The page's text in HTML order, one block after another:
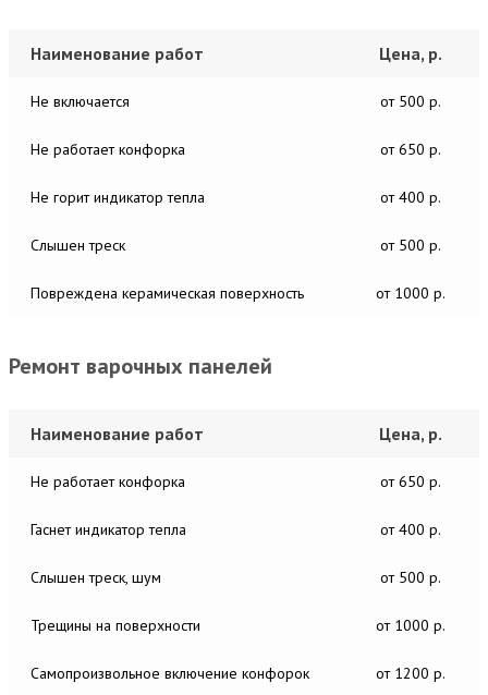
Наименование работ Цена, р.
Не включается от 500 р.
Не работает конфорка от 650 р.
Не горит индикатор тепла от 400 р.
Слышен треск от 500 р.
Повреждена керамическая поверхность от 1000 р.
Ремонт варочных панелей
Наименование работ Цена, р.
Не работает конфорка от 650 р.
Гаснет индикатор тепла от 400 р.
Слышен треск, шум от 500 р.
Трещины на поверхности от 1000 р.
Самопроизвольное включение конфорок от 1200 р.